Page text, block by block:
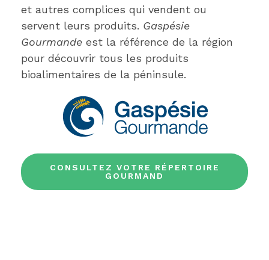
et autres complices qui vendent ou
servent leurs produits. Gaspésie
Gourmande est la référence de la région
pour découvrir tous les produits
bioalimentaires de la péninsule.
CONSULTEZ VOTRE RÉPERTOIRE
GOURMAND